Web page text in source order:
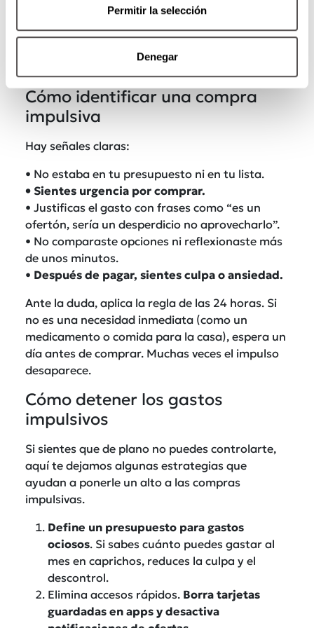
Permitir la selección
Denegar
Cómo identificar una compra
impulsiva
Hay señales claras:
• No estaba en tu presupuesto ni en tu lista.
• Sientes urgencia por comprar.
• Justificas el gasto con frases como “es un
ofertón, sería un desperdicio no aprovecharlo”.
• No comparaste opciones ni reflexionaste más
de unos minutos.
• Después de pagar, sientes culpa o ansiedad.
Ante la duda, aplica la regla de las 24 horas. Si
no es una necesidad inmediata (como un
medicamento o comida para la casa), espera un
día antes de comprar. Muchas veces el impulso
desaparece.
Cómo detener los gastos
impulsivos
Si sientes que de plano no puedes controlarte,
aquí te dejamos algunas estrategias que
ayudan a ponerle un alto a las compras
impulsivas.
Define un presupuesto para gastos
ociosos. Si sabes cuánto puedes gastar al
mes en caprichos, reduces la culpa y el
descontrol.
Elimina accesos rápidos. Borra tarjetas
guardadas en apps y desactiva